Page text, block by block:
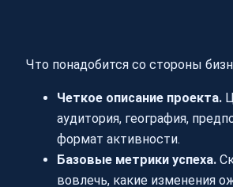
Что понадобится со стороны
Четкое описание проекта.
аудитория, география,
формат активности.
Базовые метрики успеха.
вовлечь, какие изменения